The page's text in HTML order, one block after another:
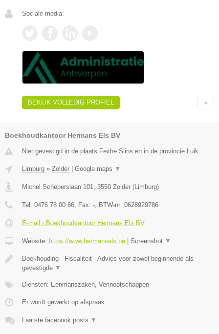
Sociale media:
BEKIJK VOLLEDIG PROFIEL
Boekhoudkantoor Hermans Els BV
Niet gevestigd in de plaats Fexhe Slins en in de provincie Luik.
Limburg » Zolder Google maps ▼
Michel Scheperslaan 101, 3550 Zolder (Limburg)
Tel: 0476 78 00 66, Fax: -, BTW-nr: 0628929786
E-mail › Boekhoudkantoor Hermans Els BV
Website: https://www.hermansels.be Screenshot ▼
Boekhouding - Fiscaliteit - Advies voor zowel beginnende als
gevestigde ▼
Diensten: Eenmanszaken, Vennootschappen
Er wordt gewerkt op afspraak.
Laatste facebook posts ▼